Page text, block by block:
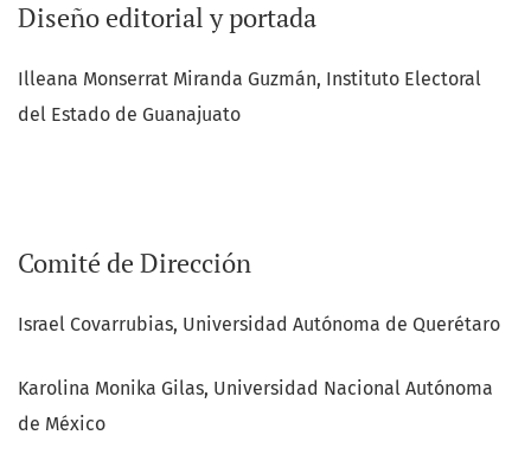
Diseño editorial y portada
Illeana Monserrat Miranda Guzmán, Instituto Electoral
del Estado de Guanajuato
Comité de Dirección
Israel Covarrubias, Universidad Autónoma de Querétaro
Karolina Monika Gilas, Universidad Nacional Autónoma
de México